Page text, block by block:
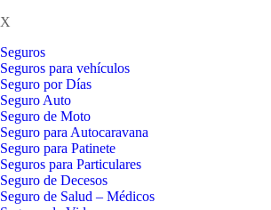
X
Seguros
Seguros para vehículos
Seguro por Días
Seguro Auto
Seguro de Moto
Seguro para Autocaravana
Seguro para Patinete
Seguros para Particulares
Seguro de Decesos
Seguro de Salud – Médicos